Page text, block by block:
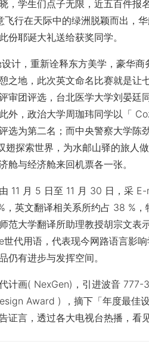
，学生们点子无限，近五百件
飞行在天际中的绿洲脱颖而出，
份耶诞大礼送给获奖同学。
计，重新诠释东方美学，豪华
之地，此次英文命名比赛就是让
审团评选，台北医学大学刘晏
外，政治大学周珈玮同学以「
选为第二名；而中央警察大学
探索世界，为水邮山驿的旅人
舱与经济舱来回机票各一张。
11 月 5 日至 11 月 30 日，采
，英文翻译相关系所约占 38 %
范大学翻译所助理教授胡宗文表
世代用语，代表现今网路语言影
仍有进步与发挥空间。
计画( NexGen)，引进波音
Award ) ，摘下「年度最佳
证言，透过各大电视台热播，看